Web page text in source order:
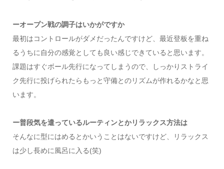
ーオープン戦の調子はいかがですか
最初はコントロールがダメだったんですけど、最近登板を重ね
るうちに自分の感覚としても良い感じできていると思います。
課題はすぐボール先行になってしまうので、しっかりストライ
ク先行に投げられたらもっと守備とのリズムが作れるかなと思
います。
ー普段気を遣っているルーティンとかリラックス方法は
そんなに型にはめるとかいうことはないですけど、リラックス
は少し長めに風呂に入る(笑)